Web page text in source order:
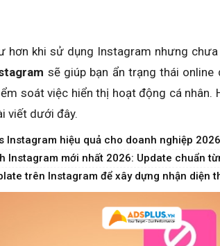
hơn khi sử dụng Instagram nhưng
sẽ giúp bạn ẩn trạng thái
soát việc hiển thị hoạt động cá nhân.
viết dưới đây.
Instagram hiệu quả cho doanh nghiệp 2026
Instagram mới nhất 2026: Update chuẩn
trên Instagram để xây dựng nhận diện